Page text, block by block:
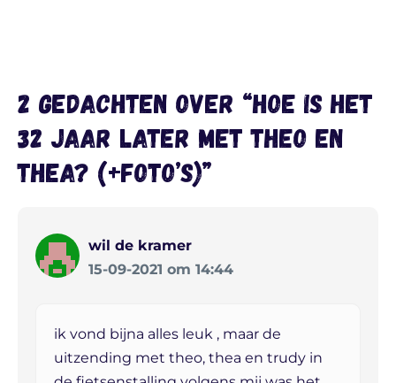
2 gedachten over “Hoe is het
32 jaar later met Theo en
Thea? (+foto’s)”
wil de kramer
15-09-2021 om 14:44
ik vond bijna alles leuk , maar de
uitzending met theo, thea en trudy in